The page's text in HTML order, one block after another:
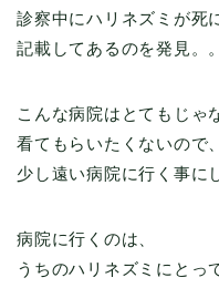
診察中にハリネズミが死
記載してあるのを発見。
こんな病院はとてもじゃ
看てもらいたくないので、
少し遠い病院に行く事に
病院に行くのは、
うちのハリネズミにとっ